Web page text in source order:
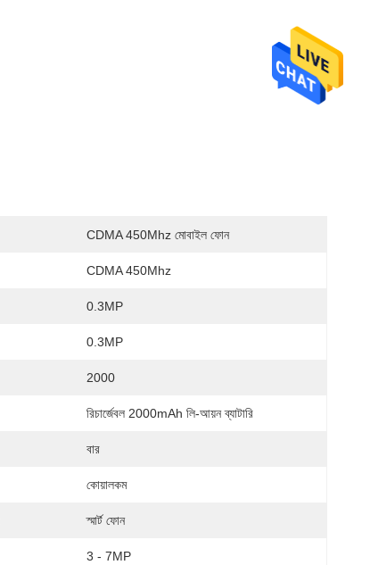
CDMA 450Mhz মোবাইল ফোন
CDMA 450Mhz
0.3MP
0.3MP
2000
রিচার্জেবল 2000mAh লি-আয়ন ব্যাটারি
বার
কোয়ালকম
স্মার্ট ফোন
3 - 7MP